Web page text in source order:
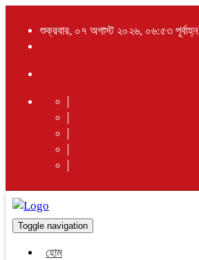
শুক্রবার, ০৭ অগাস্ট ২০২৬, ০৬:৫৩ পূর্বাহ্ন
Toggle navigation
হোম